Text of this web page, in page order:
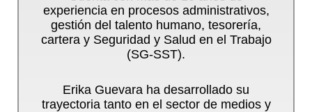
experiencia en procesos administrativos,
gestión del talento humano, tesorería,
cartera y Seguridad y Salud en el Trabajo
(SG-SST).
Erika Guevara ha desarrollado su
trayectoria tanto en el sector de medios y